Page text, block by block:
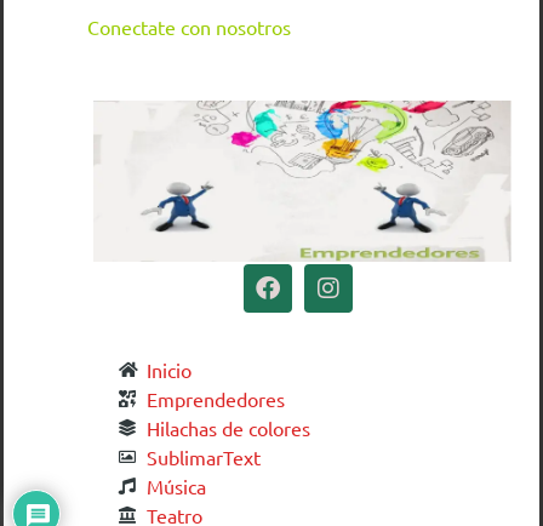
Conectate con nosotros
Inicio
Emprendedores
Hilachas de colores
SublimarText
Música
Teatro